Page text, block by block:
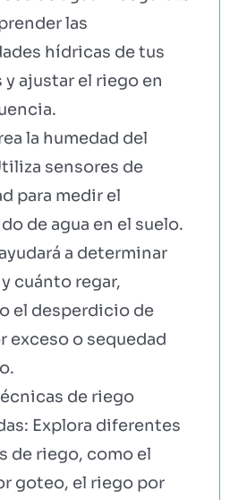
las
hídricas de tus
ajustar el riego en
la humedad del
sensores de
para medir el
de agua en el suelo.
a determinar
cuánto regar,
el desperdicio de
exceso o sequedad
de riego
Explora diferentes
de riego, como el
goteo, el riego por